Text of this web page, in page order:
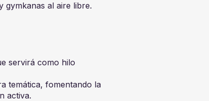
gymkanas al aire libre.
servirá como hilo
temática, fomentando la
activa.